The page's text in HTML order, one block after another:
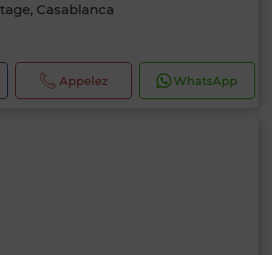
Casablanca
Appelez WhatsApp